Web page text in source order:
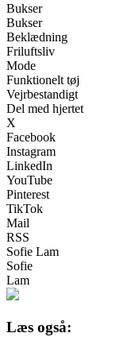
Bukser
Bukser
Beklædning
Friluftsliv
Mode
Funktionelt tøj
Vejrbestandigt
Del med hjertet
X
Facebook
Instagram
LinkedIn
YouTube
Pinterest
TikTok
Mail
RSS
Sofie Lam
Sofie
Lam
Læs også: